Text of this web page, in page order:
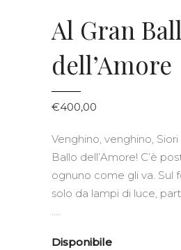
Al Gran
dell’Amore
€400,00
Venghino, venghino, Siori
Ballo dell’Amore! C’è
ognuno come gli va. Sul
solo da lampi di luce,
….
Disponibile